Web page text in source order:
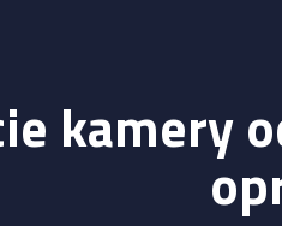
kamery